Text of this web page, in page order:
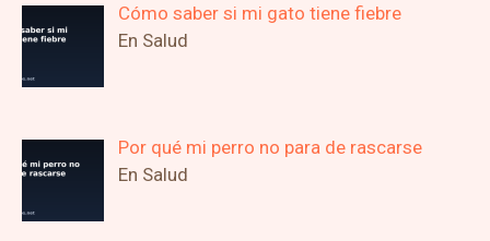
Cómo saber si mi gato tiene fiebre
En Salud
Por qué mi perro no para de rascarse
En Salud